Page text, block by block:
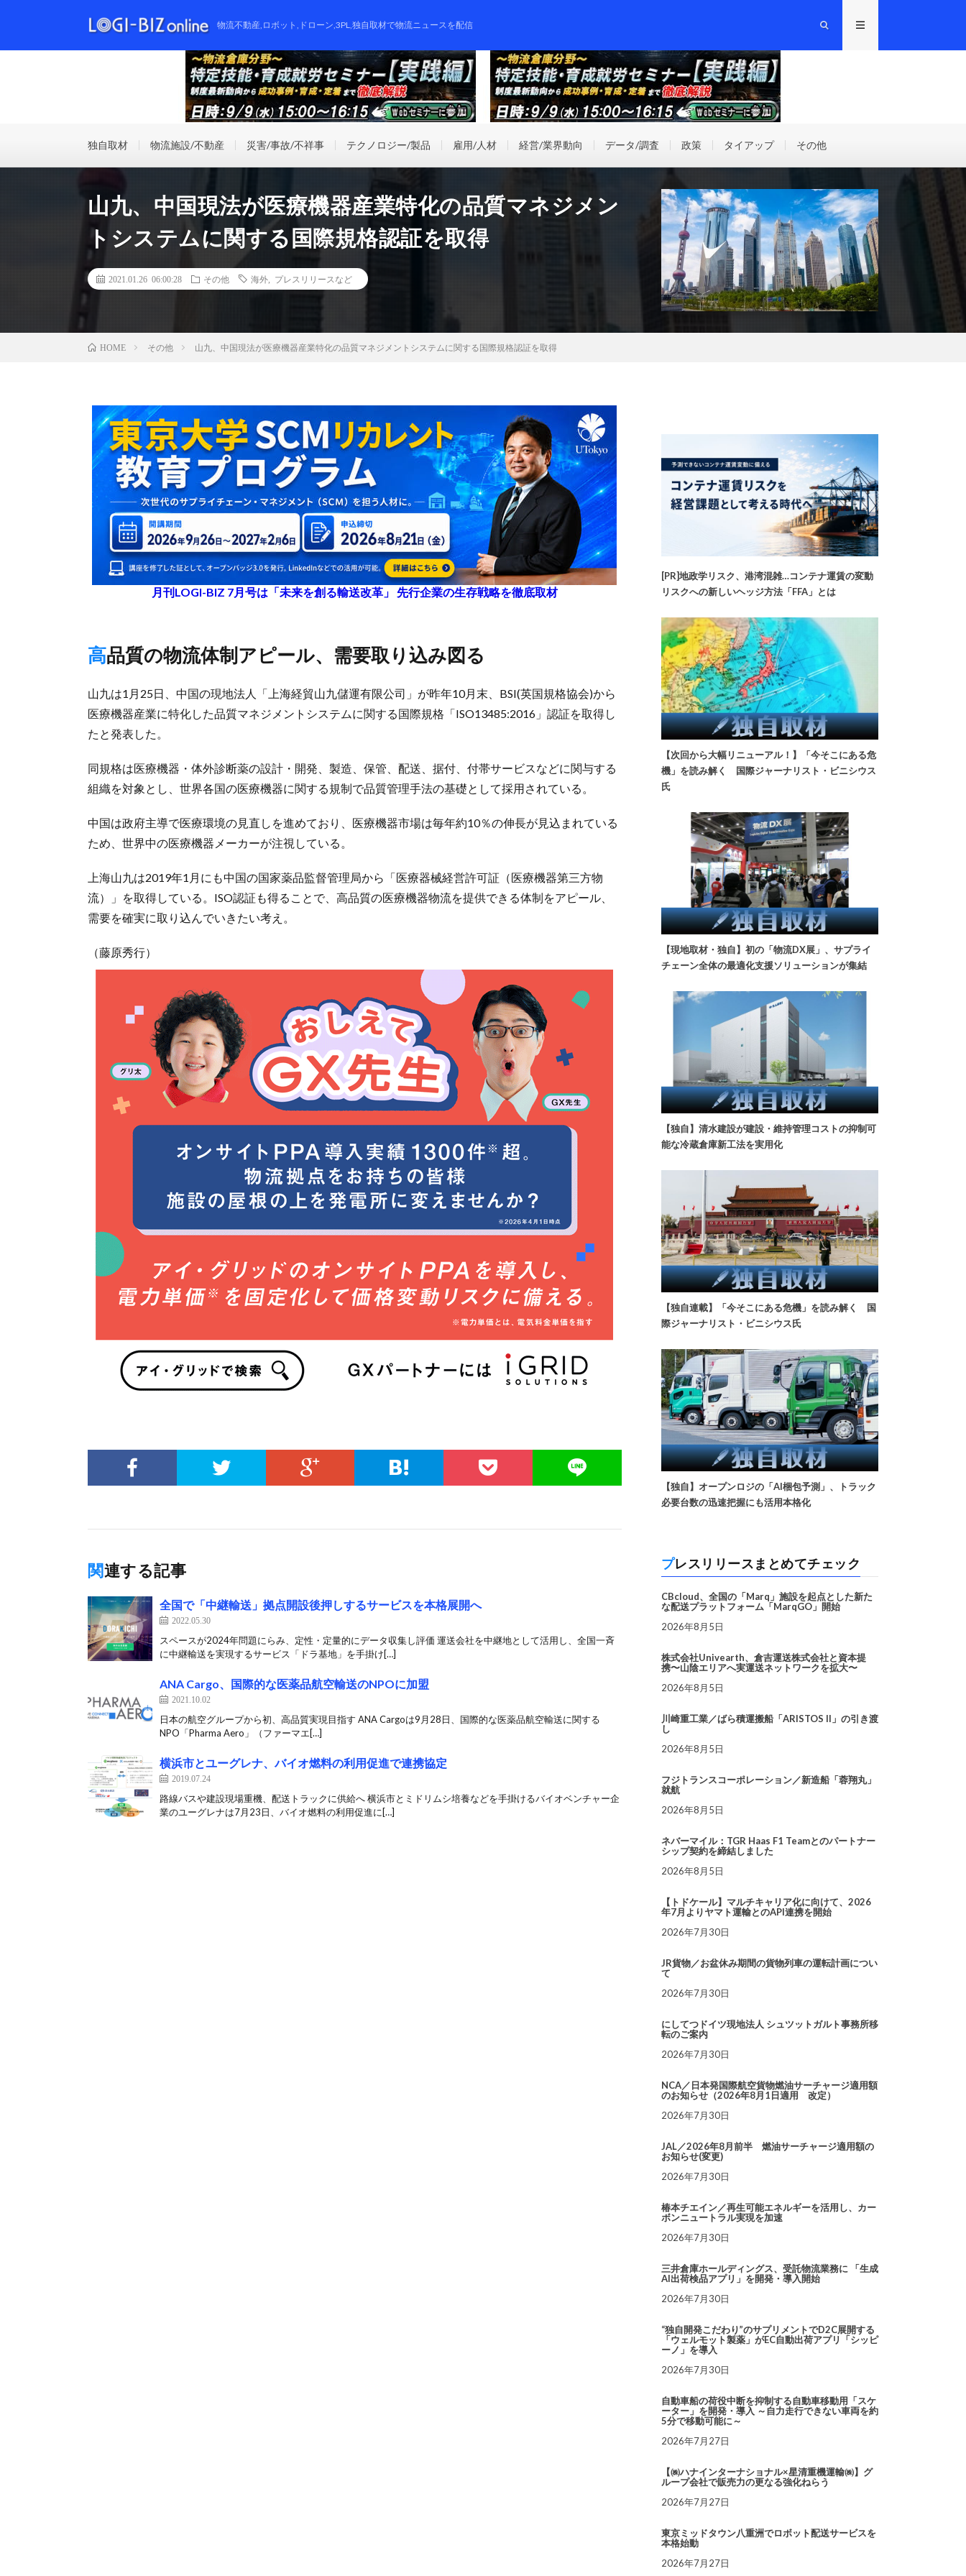
物流不動産,ロボット,ドローン,3PL,独自取材で物流ニュースを配信
独自取材 物流施設/不動産 災害/事故/不祥事 テクノロジー/製品 雇用/人材 経営/業界動向 データ/調査 政策 タイアップ その他
山九、中国現法が医療機器産業特化の品質マネジメン
トシステムに関する国際規格認証を取得
2021.01.26 06:00:28 その他 海外 プレスリリースなど
HOME その他 山九、中国現法が医療機器産業特化の品質マネジメントシステムに関する国際規格認証を取得
月刊LOGI-BIZ 7月号は「未来を創る輸送改革」 先行企業の生存戦略を徹底取材
高品質の物流体制アピール、需要取り込み図る
山九は1月25日、中国の現地法人「上海経貿山九儲運有限公司」が昨年10月末、BSI(英国規格協会)から
医療機器産業に特化した品質マネジメントシステムに関する国際規格「ISO13485:2016」認証を取得し
たと発表した。
同規格は医療機器・体外診断薬の設計・開発、製造、保管、配送、据付、付帯サービスなどに関与する
組織を対象とし、世界各国の医療機器に関する規制で品質管理手法の基礎として採用されている。
中国は政府主導で医療環境の見直しを進めており、医療機器市場は毎年約10％の伸長が見込まれている
ため、世界中の医療機器メーカーが注視している。
上海山九は2019年1月にも中国の国家薬品監督管理局から「医療器械経営許可証（医療機器第三方物
流）」を取得している。ISO認証も得ることで、高品質の医療機器物流を提供できる体制をアピール、
需要を確実に取り込んでいきたい考え。
（藤原秀行）
関連する記事
全国で「中継輸送」拠点開設後押しするサービスを本格展開へ
2022.05.30
スペースが2024年問題にらみ、定性・定量的にデータ収集し評価 運送会社を中継地として活用し、全国一斉
に中継輸送を実現するサービス「ドラ基地」を手掛け[…]
ANA Cargo、国際的な医薬品航空輸送のNPOに加盟
2021.10.02
日本の航空グループから初、高品質実現目指す ANA Cargoは9月28日、国際的な医薬品航空輸送に関する
NPO「Pharma Aero」（ファーマエ[…]
横浜市とユーグレナ、バイオ燃料の利用促進で連携協定
2019.07.24
路線バスや建設現場重機、配送トラックに供給へ 横浜市とミドリムシ培養などを手掛けるバイオベンチャー企
業のユーグレナは7月23日、バイオ燃料の利用促進に[…]
[PR]地政学リスク、港湾混雑…コンテナ運賃の変動
リスクへの新しいヘッジ方法「FFA」とは
【次回から大幅リニューアル！】「今そこにある危
機」を読み解く 国際ジャーナリスト・ビニシウス
氏
【現地取材・独自】初の「物流DX展」、サプライ
チェーン全体の最適化支援ソリューションが集結
【独自】清水建設が建設・維持管理コストの抑制可
能な冷蔵倉庫新工法を実用化
【独自連載】「今そこにある危機」を読み解く 国
際ジャーナリスト・ビニシウス氏
【独自】オープンロジの「AI梱包予測」、トラック
必要台数の迅速把握にも活用本格化
プレスリリースまとめてチェック
CBcloud、全国の「Marq」施設を起点とした新た
な配送プラットフォーム「MarqGO」開始
2026年8月5日
株式会社Univearth、倉吉運送株式会社と資本提
携〜山陰エリアへ実運送ネットワークを拡大〜
2026年8月5日
川崎重工業／ばら積運搬船「ARISTOS II」の引き渡
し
2026年8月5日
フジトランスコーポレーション／新造船「蓉翔丸」
就航
2026年8月5日
ネバーマイル：TGR Haas F1 Teamとのパートナー
シップ契約を締結しました
2026年8月5日
【トドケール】マルチキャリア化に向けて、2026
年7月よりヤマト運輸とのAPI連携を開始
2026年7月30日
JR貨物／お盆休み期間の貨物列車の運転計画につい
て
2026年7月30日
にしてつドイツ現地法人 シュツットガルト事務所移
転のご案内
2026年7月30日
NCA／日本発国際航空貨物燃油サーチャージ適用額
のお知らせ（2026年8月1日適用 改定）
2026年7月30日
JAL／2026年8月前半 燃油サーチャージ適用額の
お知らせ(変更)
2026年7月30日
椿本チエイン／再生可能エネルギーを活用し、カー
ボンニュートラル実現を加速
2026年7月30日
三井倉庫ホールディングス、受託物流業務に 「生成
AI出荷検品アプリ」を開発・導入開始
2026年7月30日
“独自開発こだわり”のサプリメントでD2C展開する
「ウェルモット製薬」がEC自動出荷アプリ「シッピ
ーノ」を導入
2026年7月30日
自動車船の荷役中断を抑制する自動車移動用「スケ
ーター」を開発・導入 ～自力走行できない車両を約
5分で移動可能に～
2026年7月27日
【㈱ハナインターナショナル×星清重機運輸㈱】グ
ループ会社で販売力の更なる強化ねらう
2026年7月27日
東京ミッドタウン八重洲でロボット配送サービスを
本格始動
2026年7月27日